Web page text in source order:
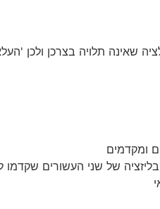
שאינה תלויה בצרכן ולכן
ומקדמים